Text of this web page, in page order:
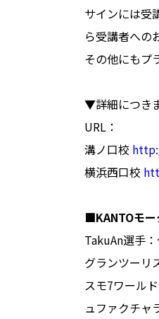
サインには受
ら受講者への
その他にもプ
▼詳細につき
URL：
溝ノ口校
横浜西口校
■KANTOモー
TakuAn選手
グランツーリ
スモ7ワール
ュファクチャ